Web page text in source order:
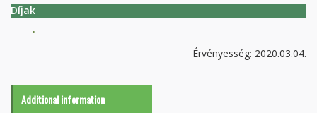
Díjak
Érvényesség: 2020.03.04.
Additional information